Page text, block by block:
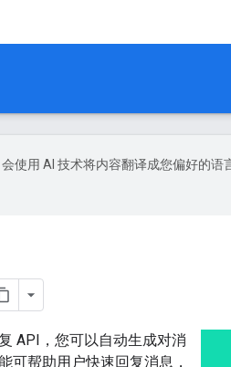
会使用 AI 技术将内容翻译成您偏好的语
API，您可以自动生成对消
可帮助用户快速回复消息，